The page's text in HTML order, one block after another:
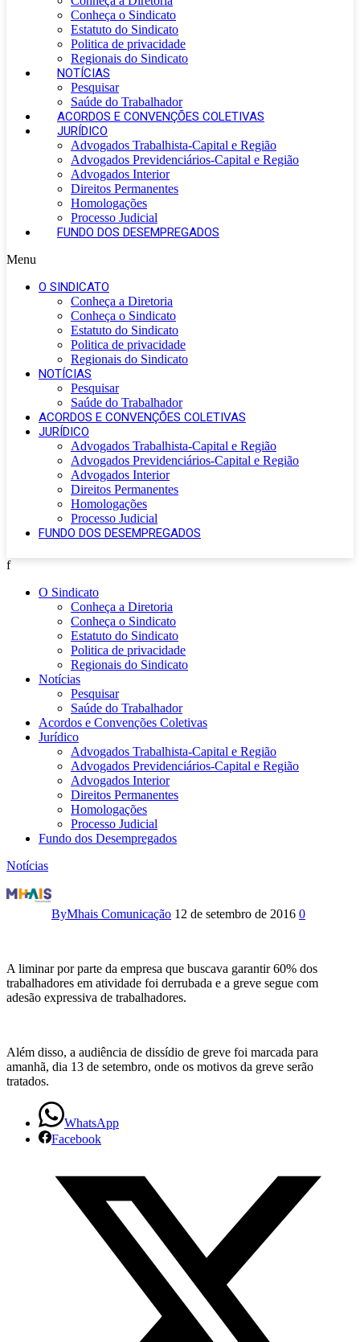
Conheça o Sindicato
Estatuto do Sindicato
Politica de privacidade
Regionais do Sindicato
NOTÍCIAS
Pesquisar
Saúde do Trabalhador
ACORDOS E CONVENÇÕES COLETIVAS
JURÍDICO
Advogados Trabalhista-Capital e Região
Advogados Previdenciários-Capital e Região
Advogados Interior
Direitos Permanentes
Homologações
Processo Judicial
FUNDO DOS DESEMPREGADOS
Menu
O SINDICATO
Conheça a Diretoria
Conheça o Sindicato
Estatuto do Sindicato
Politica de privacidade
Regionais do Sindicato
NOTÍCIAS
Pesquisar
Saúde do Trabalhador
ACORDOS E CONVENÇÕES COLETIVAS
JURÍDICO
Advogados Trabalhista-Capital e Região
Advogados Previdenciários-Capital e Região
Advogados Interior
Direitos Permanentes
Homologações
Processo Judicial
FUNDO DOS DESEMPREGADOS
f
O Sindicato
Conheça a Diretoria
Conheça o Sindicato
Estatuto do Sindicato
Politica de privacidade
Regionais do Sindicato
Notícias
Pesquisar
Saúde do Trabalhador
Acordos e Convenções Coletivas
Jurídico
Advogados Trabalhista-Capital e Região
Advogados Previdenciários-Capital e Região
Advogados Interior
Direitos Permanentes
Homologações
Processo Judicial
Fundo dos Desempregados
Notícias
Greve
Cultura
chega
6º
dia
com
avanços
para
trabalhadores
ByMhais Comunicação 12 de setembro de 2016 0
A liminar por parte da empresa que buscava garantir 60% dos
trabalhadores em atividade foi derrubada e a greve segue com
adesão expressiva de trabalhadores.
Além disso, a audiência de dissídio de greve foi marcada para
amanhã, dia 13 de setembro, onde os motivos da greve serão
tratados.
WhatsApp
Facebook